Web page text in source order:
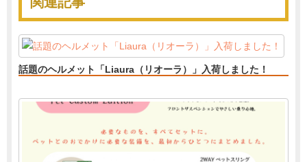
話題のヘルメット「Liaura（リオーラ）」入荷しました！